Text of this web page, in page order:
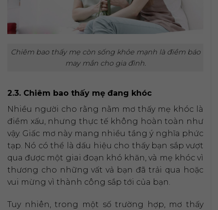
Chiêm bao thấy mẹ còn sống khỏe mạnh là điềm báo
may mắn cho gia đình.
2.3. Chiêm bao thấy mẹ đang khóc
Nhiều người cho rằng nằm mơ thấy mẹ khóc là
điềm xấu, nhưng thực tế không hoàn toàn như
vậy. Giấc mơ này mang nhiều tầng ý nghĩa phức
tạp. Nó có thể là dấu hiệu cho thấy bạn sắp vượt
qua được một giai đoạn khó khăn, và mẹ khóc vì
thương cho những vất vả bạn đã trải qua hoặc
vui mừng vì thành công sắp tới của bạn.
Tuy nhiên, trong một số trường hợp, mơ thấy